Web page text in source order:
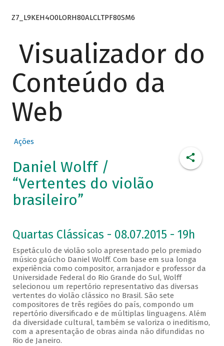
Z7_L9KEH4O0LORH80ALCLTPF80SM6
Visualizador do
Conteúdo da
Web
Ações
Daniel Wolff /
“Vertentes do violão
brasileiro”
Quartas Clássicas - 08.07.2015 - 19h
Espetáculo de violão solo apresentado pelo premiado
músico gaúcho Daniel Wolff. Com base em sua longa
experiência como compositor, arranjador e professor da
Universidade Federal do Rio Grande do Sul, Wolff
selecionou um repertório representativo das diversas
vertentes do violão clássico no Brasil. São sete
compositores de três regiões do país, compondo um
repertório diversificado e de múltiplas linguagens. Além
da diversidade cultural, também se valoriza o ineditismo,
com a apresentação de obras ainda não difundidas no
Rio de Janeiro.